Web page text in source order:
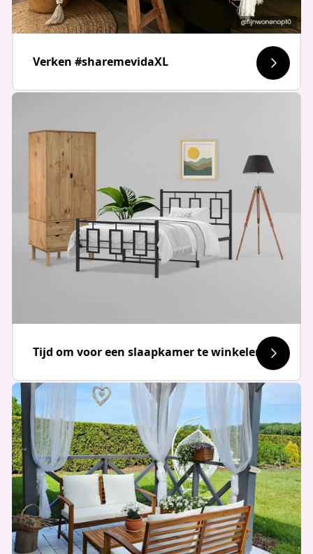
Verken #sharemevidaXL
Tijd om voor een slaapkamer te winkelen!